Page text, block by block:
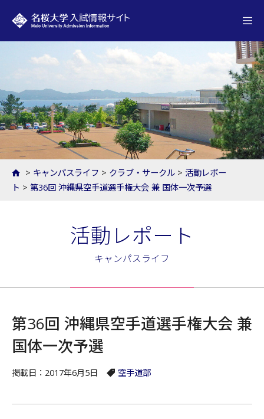
> キャンパスライフ > クラブ・サークル > 活動レポー
ト > 第36回 沖縄県空手道選手権大会 兼 国体一次予選
活動レポート
キャンパスライフ
第36回 沖縄県空手道選手権大会 兼
国体一次予選
掲載日：2017年6月5日 空手道部